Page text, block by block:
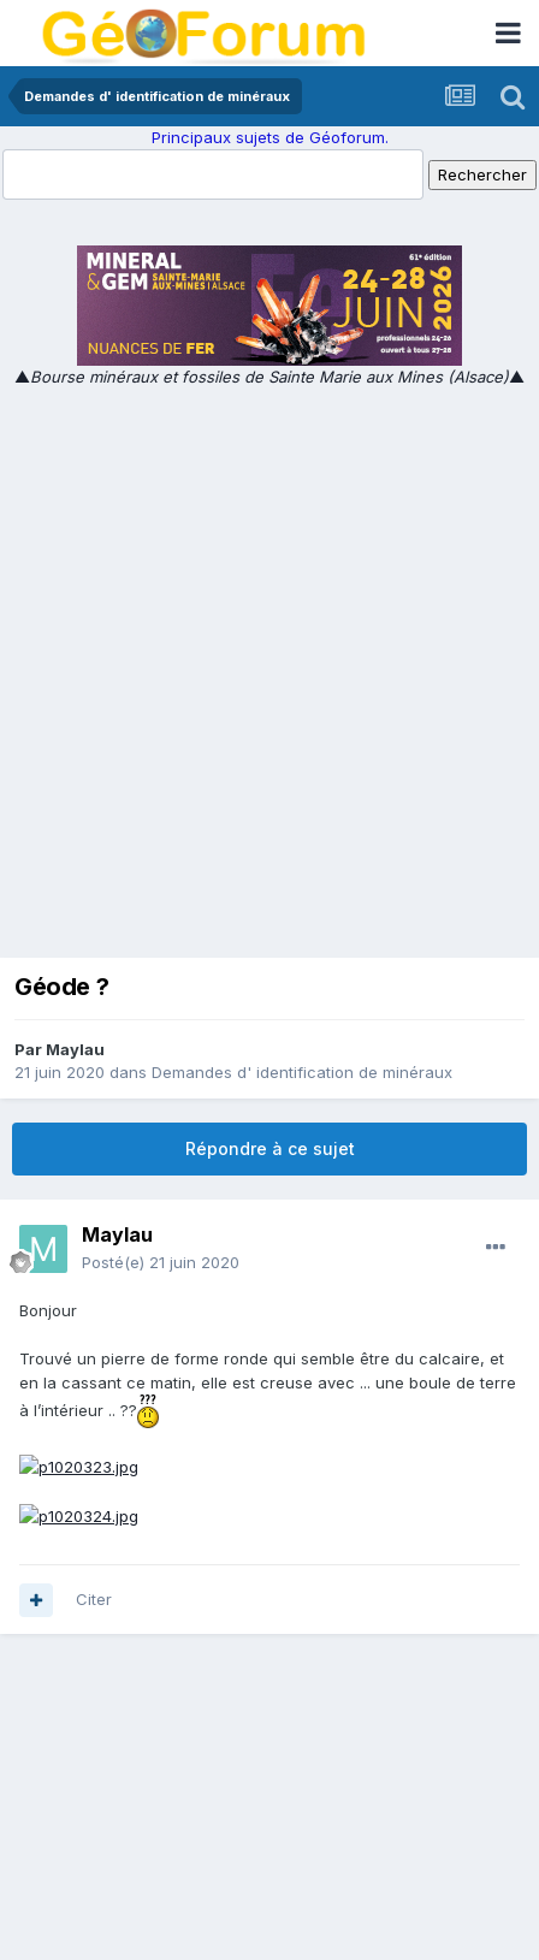
Demandes d' identification de minéraux
Principaux sujets de Géoforum.
▲Bourse minéraux et fossiles de Sainte Marie aux Mines (Alsace)▲
Géode ?
Par Maylau
21 juin 2020 dans Demandes d' identification de minéraux
Répondre à ce sujet
Maylau
Posté(e) 21 juin 2020
Bonjour
Trouvé un pierre de forme ronde qui semble être du calcaire, et
en la cassant ce matin, elle est creuse avec ... une boule de terre
à l’intérieur .. ??
Citer